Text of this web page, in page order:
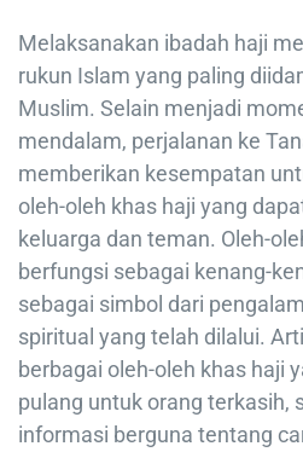
Melaksanakan ibadah haji
rukun Islam yang paling
Muslim. Selain menjadi
mendalam, perjalanan ke
memberikan kesempatan
oleh-oleh khas haji yang
keluarga dan teman. Oleh-
berfungsi sebagai kenang-
sebagai simbol dari
spiritual yang telah dilalui.
berbagai oleh-oleh khas haji
pulang untuk orang terkasih,
informasi berguna tentang